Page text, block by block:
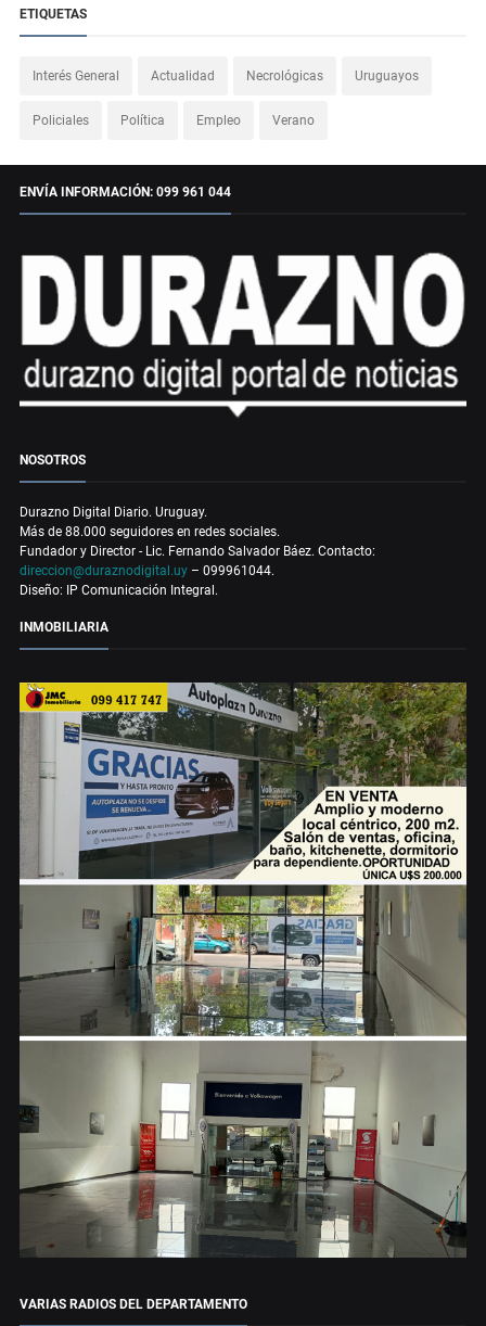
ETIQUETAS
Interés General Actualidad Necrológicas Uruguayos
Policiales Política Empleo Verano
ENVÍA INFORMACIÓN: 099 961 044
NOSOTROS
Durazno Digital Diario. Uruguay.
Más de 88.000 seguidores en redes sociales.
Fundador y Director - Lic. Fernando Salvador Báez. Contacto:
direccion@duraznodigital.uy – 099961044.
Diseño: IP Comunicación Integral.
INMOBILIARIA
VARIAS RADIOS DEL DEPARTAMENTO